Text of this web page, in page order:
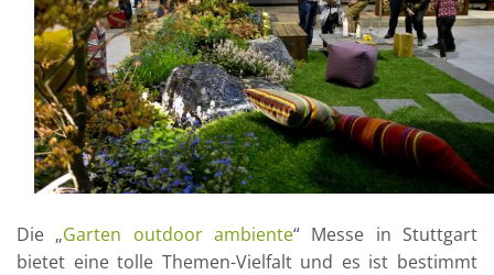
Die „Garten outdoor ambiente“ Messe in Stuttgart
bietet eine tolle Themen-Vielfalt und es ist bestimmt